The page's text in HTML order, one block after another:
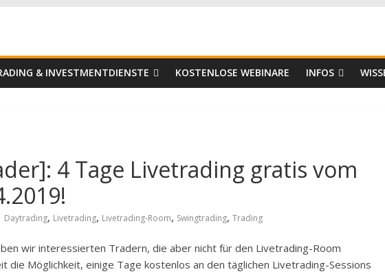
& INVESTMENTDIENSTE KOSTENLOSE WEBINARE INFOS
4 Tage Livetrading gratis vom
Daytrading, Livetrading, Livetrading-Room, Swingtrading, Trading
wir interessierten Tradern, die aber nicht für den Livetrading-Room
die Möglichkeit, einige Tage kostenlos an den täglichen Livetrading-Sessions